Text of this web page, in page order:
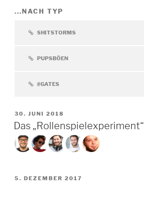
...NACH TYP
SHITSTORMS
PUPSBÖEN
#GATES
VERÖFFENTLICHT
AM
30. JUNI 2018
Das „Rollenspielexperiment“
VERÖFFENTLICHT
5. DEZEMBER 2017